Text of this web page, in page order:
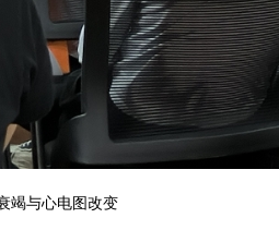
竭与心电图改变